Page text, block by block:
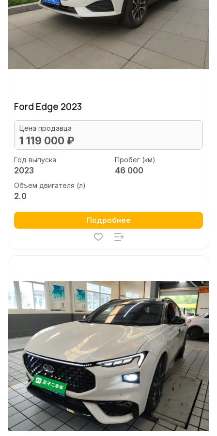
Ford Edge 2023
Цена продавца
1 119 000 ₽
Год выпуска
2023
Пробег (км)
46 000
Объем двигателя (л)
2.0
Подробнее